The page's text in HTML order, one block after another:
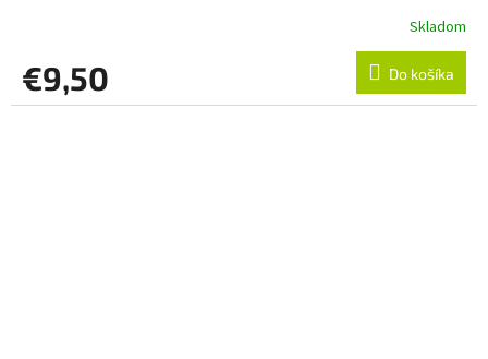
Skladom
€9,50 Do košíka